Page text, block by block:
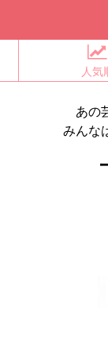
人気
あの
みんな